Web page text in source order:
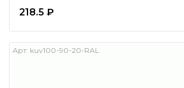
218.5 ₽
Арт: kuv100-90-20-RAL